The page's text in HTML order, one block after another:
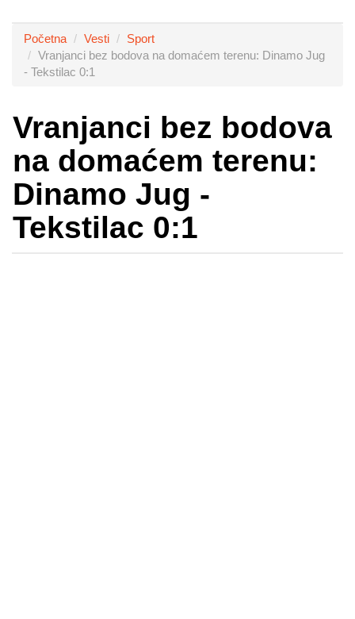
Početna Vesti
Sport
Vranjanci bez bodova na domaćem terenu: Dinamo Jug
- Tekstilac 0:1
Vranjanci bez bodova
na domaćem terenu:
Dinamo Jug -
Tekstilac 0:1